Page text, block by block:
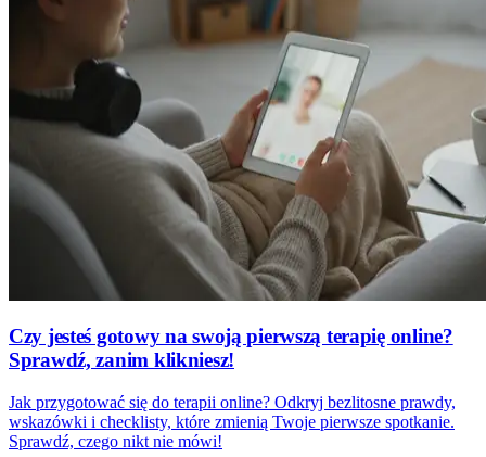
Czy jesteś gotowy na swoją pierwszą terapię online?
Sprawdź, zanim klikniesz!
Jak przygotować się do terapii online? Odkryj bezlitosne prawdy,
wskazówki i checklisty, które zmienią Twoje pierwsze spotkanie.
Sprawdź, czego nikt nie mówi!